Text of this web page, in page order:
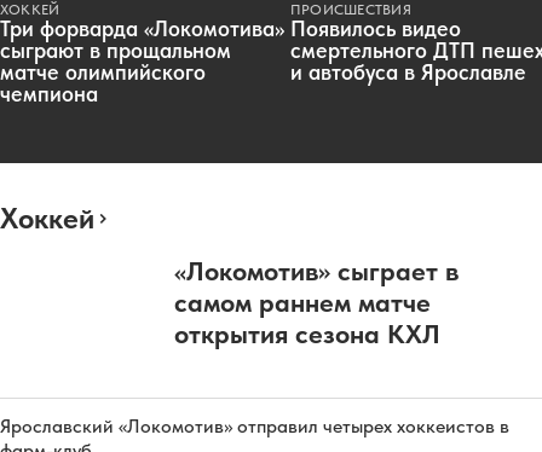
ХОККЕЙ
Три форварда «Локомотива»
сыграют в прощальном
матче олимпийского
чемпиона
ПРОИСШЕСТВИЯ
Появилось видео
смертельного ДТП
и автобуса в Ярославле
Хоккей
«Локомотив» сыграет в
самом раннем матче
открытия сезона КХЛ
Ярославский «Локомотив» отправил четырех хоккеистов в